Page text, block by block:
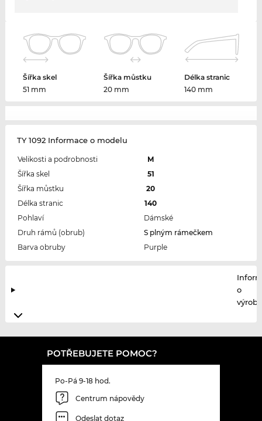
Šířka skel
51 mm
Šířka můstku
20 mm
Délka stranic
140 mm
TY 1092 Informace o modelu
Velikosti a podrobnosti
M
Šířka skel
51
Šířka můstku
20
Délka stranic
140
Pohlaví
Dámské
Druh rámů (obrub)
S plným rámečkem
Barva obruby
Purple
o
POTŘEBUJETE POMOC?
Po-Pá 9-18 hod.
Centrum nápovědy
Odeslat dotaz